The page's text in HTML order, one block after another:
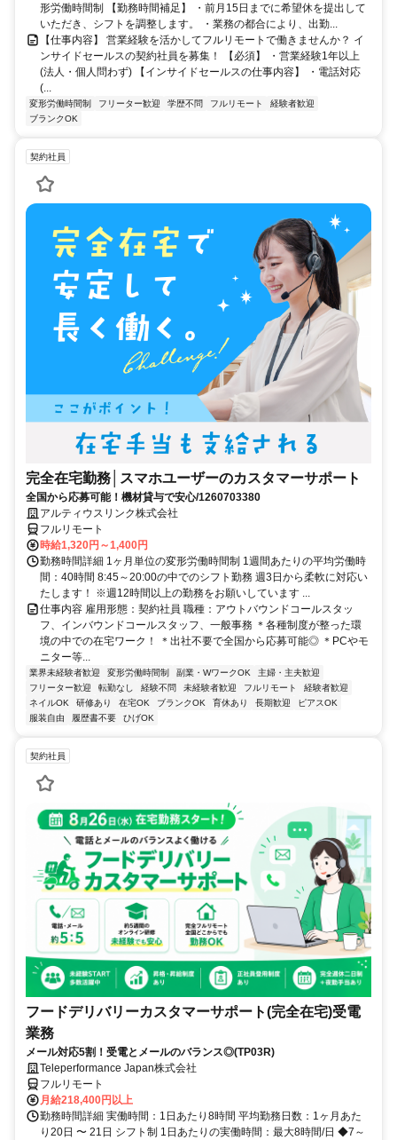
形労働時間制 【勤務時間補足】 ・前月15日までに希望休を提出して
いただき、シフトを調整します。 ・業務の都合により、出勤...
【仕事内容】 営業経験を活かしてフルリモートで働きませんか？ イ
ンサイドセールスの契約社員を募集！ 【必須】 ・営業経験1年以上
(法人・個人問わず) 【インサイドセールスの仕事内容】 ・電話対応
(...
変形労働時間制 フリーター歓迎 学歴不問 フルリモート
経験者歓迎
ブランクOK
契約社員
完全在宅勤務│スマホユーザーのカスタマーサポート
全国から応募可能！機材貸与で安心/1260703380
アルティウスリンク株式会社
フルリモート
時給1,320円～1,400円
勤務時間詳細 1ヶ月単位の変形労働時間制 1週間あたりの平均労働時
間：40時間 8:45～20:00の中でのシフト勤務 週3日から柔軟に対応い
たします！ ※週12時間以上の勤務をお願いしています ...
仕事内容 雇用形態：契約社員 職種：アウトバウンドコールスタッ
フ、インバウンドコールスタッフ、一般事務 ＊各種制度が整った環
境の中での在宅ワーク！ ＊出社不要で全国から応募可能◎ ＊PCやモ
ニター等...
業界未経験者歓迎 変形労働時間制 副業・WワークOK
主婦・主夫歓迎
フリーター歓迎
転勤なし 経験不問 未経験者歓迎 フルリモート
経験者歓迎
ネイルOK
研修あり 在宅OK ブランクOK 育休あり 長期歓迎
ピアスOK
服装自由
履歴書不要 ひげOK
契約社員
フードデリバリーカスタマーサポート(完全在宅)受電
業務
メール対応5割！受電とメールのバランス◎(TP03R)
Teleperformance Japan株式会社
フルリモート
月給218,400円以上
勤務時間詳細 実働時間：1日あたり8時間 平均勤務日数：1ヶ月あた
り20日 〜 21日 シフト制 1日あたりの実働時間：最大8時間/日 ◆7～